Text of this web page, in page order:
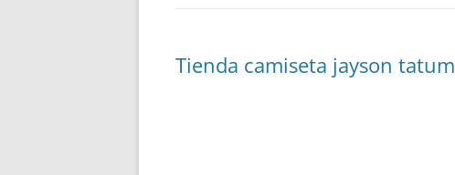
Tienda camiseta jayson tatum